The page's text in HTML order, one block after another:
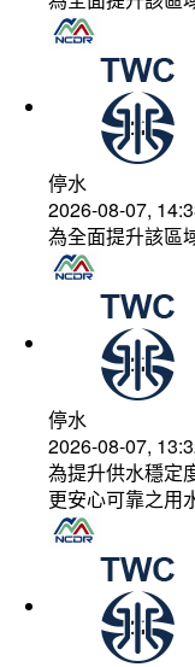
停水
2026-08-07,
為全面提升該區
停水
2026-08-07,
為提升供水穩定
更安心可靠之用